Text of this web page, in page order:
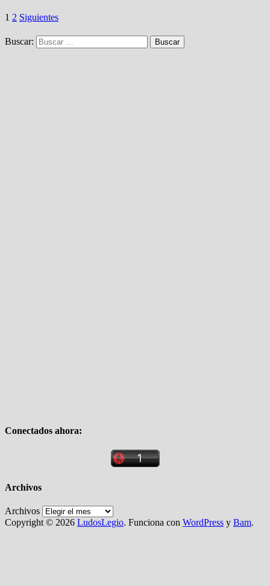
1 2 Siguientes
Buscar:
Conectados ahora:
Archivos
Archivos
Copyright © 2026 LudosLegio. Funciona con WordPress y Bam.